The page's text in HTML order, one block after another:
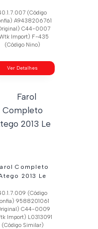
(Código
A9438206761
C44-0007
Import) F-435
(Código Nino)
Ver Detalhes
Completo
2013 Le
(Código
9588201061
C44-0009
Import) L0313091
(Código Similar)